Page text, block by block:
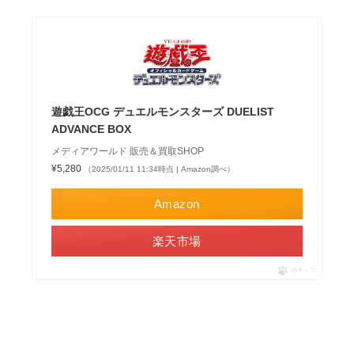
遊戯王OCG デュエルモンスターズ DUELIST
ADVANCE BOX
メディアワールド 販売＆買取SHOP
¥5,280
（2025/01/11 11:34時点 | Amazon調べ）
Amazon
楽天市場
ポチップ